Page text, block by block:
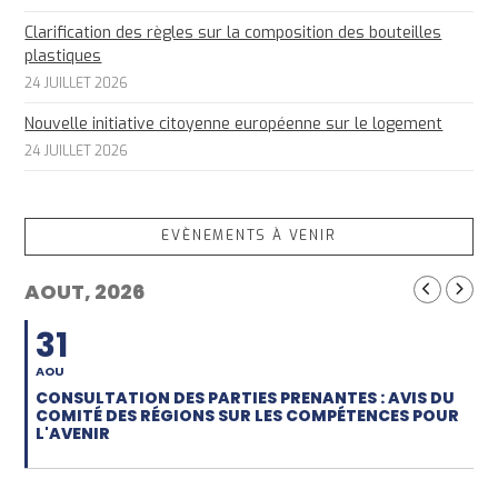
Clarification des règles sur la composition des bouteilles
plastiques
24 JUILLET 2026
Nouvelle initiative citoyenne européenne sur le logement
24 JUILLET 2026
EVÈNEMENTS À VENIR
AOUT, 2026
31
AOU
CONSULTATION DES PARTIES PRENANTES : AVIS DU
COMITÉ DES RÉGIONS SUR LES COMPÉTENCES POUR
L'AVENIR